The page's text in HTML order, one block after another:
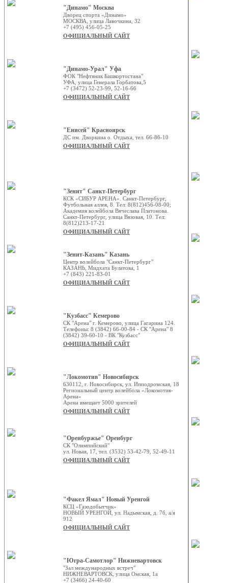
"Динамо" Москва
Дворец спорта «Динамо»
МОСКВА, улица Лавочкина, 32
+7 (495) 456-05-25
ОФИЦИАЛЬНЫЙ САЙТ
"Динамо-Урал" Уфа
ФОК "Нефтяник Башкортостана"
УФА, улица Генерала Горбатова,5
+7 (3472) 52-23-99, 52-16-66
ОФИЦИАЛЬНЫЙ САЙТ
"Енисей" Красноярск
ДС им. Дворкина о. Отдыха, тел. 66-86-10
ОФИЦИАЛЬНЫЙ САЙТ
"Зенит" Санкт-Петербург
КСК «СИБУР АРЕНА». Санкт-Петербург,
Футбольная аллея, 8. Тел: 8(812)456-08-00;
Академия волейбола Вячеслава Платонова.
Санкт-Петербург, улица Вязовая, 10. Тел:
8(812)213-17-21
ОФИЦИАЛЬНЫЙ САЙТ
"Зенит-Казань" Казань
Центр волейбола "Санкт-Петербург"
КАЗАНЬ, Мидхата Булатова, 1
+7 (843) 221-83-01
ОФИЦИАЛЬНЫЙ САЙТ
"Кузбасс" Кемерово
СК "Арена" г. Кемерово, улица Гагарина 124.
Телефоны: 8 (3842) 66-00-84 - СК "Арена" 8
(3842) 39-60-10 - ВК "Кузбасс"
ОФИЦИАЛЬНЫЙ САЙТ
"Локомотив" Новосибирск
630112, г. Новосибирск, ул. Ипподромская, 18
Региональный центр волейбола «Локомотив-
Арена»
Арена вмещает 5000 зрителей
ОФИЦИАЛЬНЫЙ САЙТ
"Оренбуржье" Оренбург
СК "Олимпийский"
ул. Новая, 17, тел. (3532) 53-42-79, 52-49-11
ОФИЦИАЛЬНЫЙ САЙТ
"Факел Ямал" Новый Уренгой
КСЦ «Газодобытчик»
НОВЫЙ УРЕНГОЙ, ул. Надымская, д. 7б, а/я
912
ОФИЦИАЛЬНЫЙ САЙТ
"Югра-Самотлор" Нижневартовск
"Зал международных встреч"
НИЖНЕВАРТОВСК, улица Омская, 1а
+7 (3466) 24-40-60